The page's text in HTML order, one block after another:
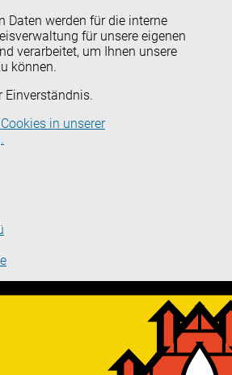
Daten werden für die interne
für unsere eigenen
verarbeitet, um Ihnen unsere
können.
Einverständnis.
in unserer